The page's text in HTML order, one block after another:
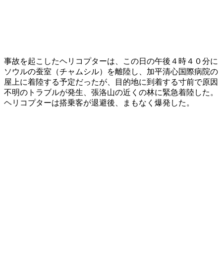
事故を起こしたヘリコプターは、この日の午後４時４０分に
ソウルの蚕室（チャムシル）を離陸し、加平清心国際病院の
屋上に着陸する予定だったが、目的地に到着する寸前で原因
不明のトラブルが発生、張洛山の近くの林に緊急着陸した。
ヘリコプターは搭乗客が退避後、まもなく爆発した。